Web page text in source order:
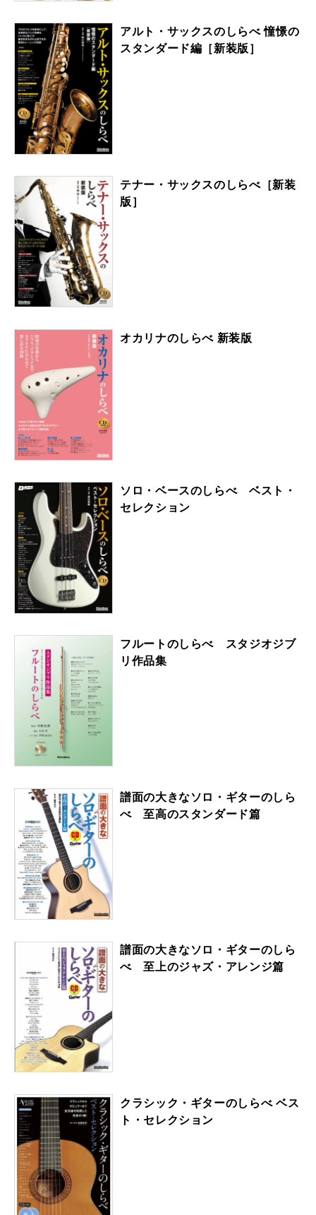
アルト・サックスのしらべ 憧憬の
スタンダード編［新装版］
テナー・サックスのしらべ［新装
版］
オカリナのしらべ 新装版
ソロ・ベースのしらべ ベスト・
セレクション
フルートのしらべ スタジオジブ
リ作品集
譜面の大きなソロ・ギターのしら
べ 至高のスタンダード篇
譜面の大きなソロ・ギターのしら
べ 至上のジャズ・アレンジ篇
クラシック・ギターのしらべ ベス
ト・セレクション